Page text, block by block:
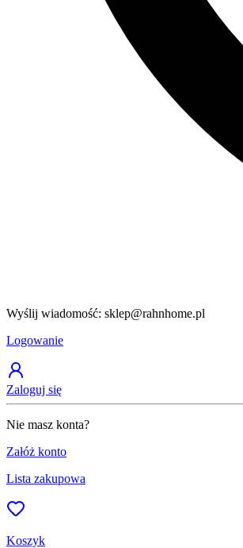
Wyślij wiadomość: sklep@rahnhome.pl
Logowanie
Zaloguj się
Nie masz konta?
Załóż konto
Lista zakupowa
Koszyk